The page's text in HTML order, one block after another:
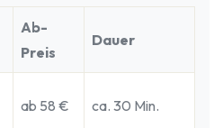
Ab-
Preis
Dauer
ab 58 € ca. 30 Min.